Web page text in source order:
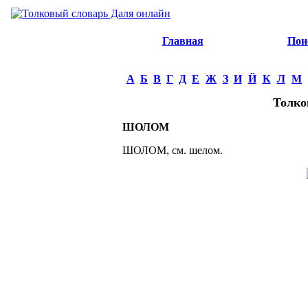
Главная
А Б В Г Д Е Ж З И Й К Л М
ШОЛОМ
ШОЛОМ, см. шелом.